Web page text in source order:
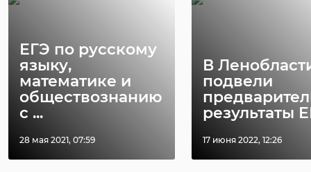
ЕГЭ по русскому
языку,
математике и
обществознанию
с ...
28 мая 2021, 07:59
В
подвели
результаты
17 июня 2022, 12:26